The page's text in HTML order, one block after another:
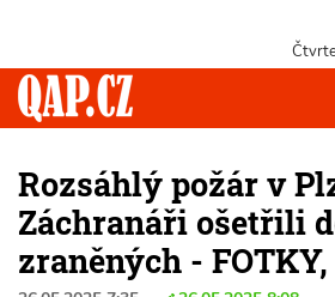
Rozsáhlý požár v
Záchranáři ošetřili
zraněných - FOTKY,